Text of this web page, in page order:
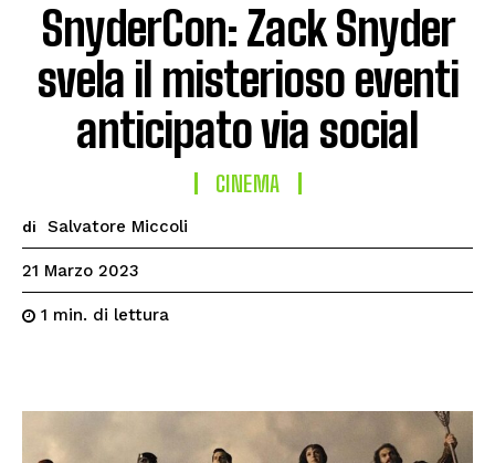
SnyderCon: Zack Snyder
svela il misterioso eventi
anticipato via social
CINEMA
di Salvatore Miccoli
21 Marzo 2023
1 min. di lettura